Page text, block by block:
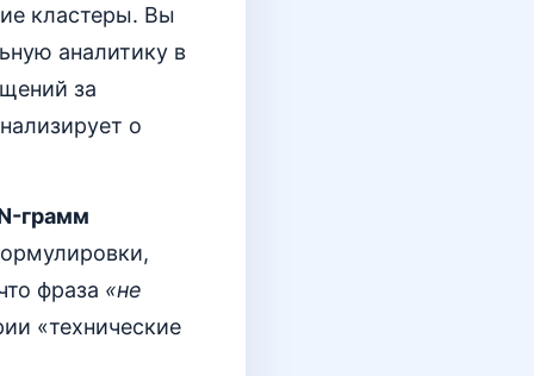
кластеры. Вы
аналитику в
за
о
грамм
фраза «не
«технические